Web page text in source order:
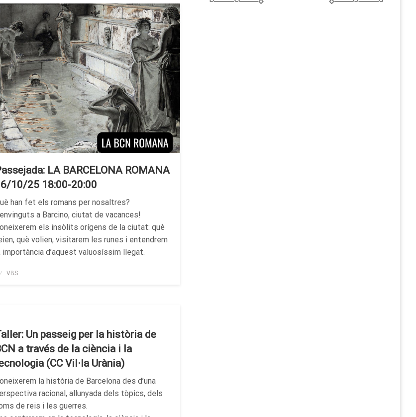
LA BARCELONA ROMANA
10/25 18:00-20:00
han fet els romans per nosaltres?
a Barcino, ciutat de vacances!
els insòlits orígens de la ciutat: què
què volien, visitarem les runes i entendrem
importància d’aquest valuosíssim llegat.
Publicado
VBS
Un passeig per la història de
a través de la ciència i la
(CC Vil·la Urània)
la història de Barcelona des d’una
racional, allunyada dels tòpics, dels
de reis i les guerres.